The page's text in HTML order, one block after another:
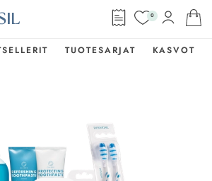
0
TUOTESARJAT KASVOT